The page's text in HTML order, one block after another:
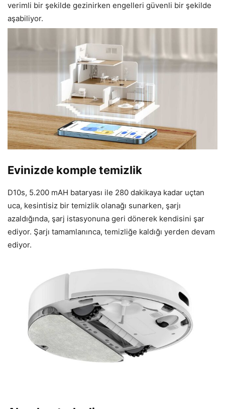
verimli bir şekilde gezinirken engelleri güvenli bir şekilde
aşabiliyor.
Evinizde komple temizlik
D10s, 5.200 mAH bataryası ile 280 dakikaya kadar uçtan
uca, kesintisiz bir temizlik olanağı sunarken, şarjı
azaldığında, şarj istasyonuna geri dönerek kendisini şar
ediyor. Şarjı tamamlanınca, temizliğe kaldığı yerden devam
ediyor.